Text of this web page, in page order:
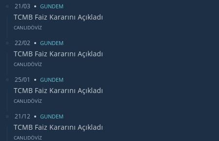
21/03 GUNDEM
TCMB Faiz Kararını Açıkladı
CANLIDÖVİZ
22/02 GUNDEM
TCMB Faiz Kararını Açıkladı
CANLIDÖVİZ
25/01 GUNDEM
TCMB Faiz Kararını Açıkladı
CANLIDÖVİZ
21/12 GUNDEM
TCMB Faiz Kararını Açıkladı
CANLIDÖVİZ